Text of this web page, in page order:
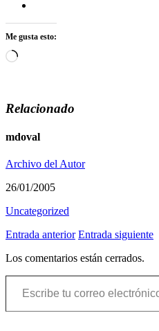
Me gusta esto:
Cargando...
Relacionado
mdoval
Archivo del Autor
26/01/2005
Uncategorized
Entrada anterior Entrada siguiente
Los comentarios están cerrados.
Escribe tu correo electrónico…